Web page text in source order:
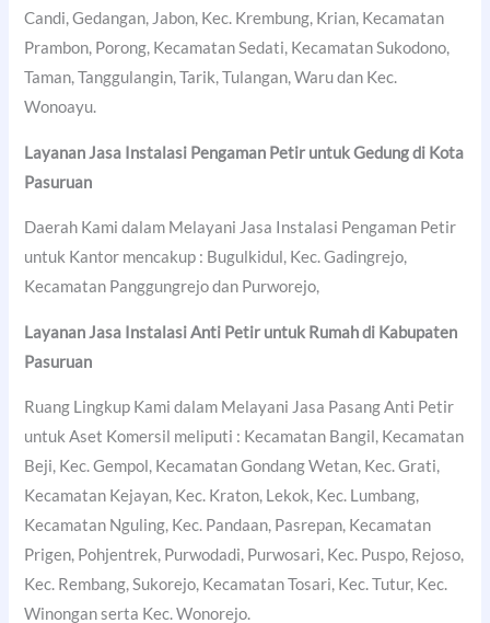
Candi, Gedangan, Jabon, Kec. Krembung, Krian, Kecamatan
Prambon, Porong, Kecamatan Sedati, Kecamatan Sukodono,
Taman, Tanggulangin, Tarik, Tulangan, Waru dan Kec.
Wonoayu.
Layanan Jasa Instalasi Pengaman Petir untuk Gedung di Kota
Pasuruan
Daerah Kami dalam Melayani Jasa Instalasi Pengaman Petir
untuk Kantor mencakup : Bugulkidul, Kec. Gadingrejo,
Kecamatan Panggungrejo dan Purworejo,
Layanan Jasa Instalasi Anti Petir untuk Rumah di Kabupaten
Pasuruan
Ruang Lingkup Kami dalam Melayani Jasa Pasang Anti Petir
untuk Aset Komersil meliputi : Kecamatan Bangil, Kecamatan
Beji, Kec. Gempol, Kecamatan Gondang Wetan, Kec. Grati,
Kecamatan Kejayan, Kec. Kraton, Lekok, Kec. Lumbang,
Kecamatan Nguling, Kec. Pandaan, Pasrepan, Kecamatan
Prigen, Pohjentrek, Purwodadi, Purwosari, Kec. Puspo, Rejoso,
Kec. Rembang, Sukorejo, Kecamatan Tosari, Kec. Tutur, Kec.
Winongan serta Kec. Wonorejo.